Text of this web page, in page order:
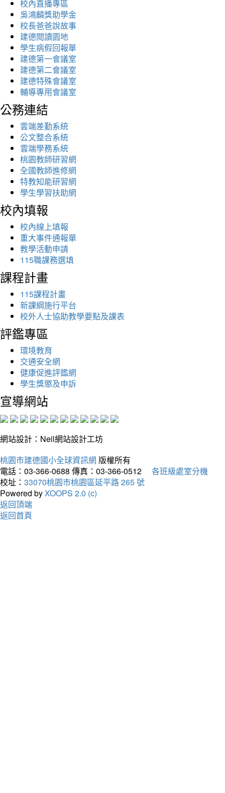
校內直播專區
吳鴻麟獎助學金
校長爸爸說故事
建德閱讀園地
學生病假回報單
建德第一會議室
建德第二會議室
建德特殊會議室
輔導專用會議室
公務連結
雲端差勤系統
公文整合系統
雲端學務系統
桃園教師研習網
全國教師進修網
特教知能研習網
學生學習扶助網
校內填報
校內線上填報
重大事件通報單
教學活動申請
115職課務選填
課程計畫
115課程計畫
新課綱施行平台
校外人士協助教學要點及課表
評鑑專區
環境教育
交通安全網
健康促進評鑑網
學生獎懲及申訴
宣導網站
網站設計：Neil網站設計工坊
桃園市建德國小全球資訊網 版權所有
電話：03-366-0688 傳真：03-366-0512
各班級處室分機
校址： 33070桃園市桃園區延平路 265 號
Powered byXOOPS 2.0 (c)
返回頂端
返回首頁